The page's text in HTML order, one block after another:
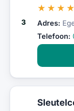
3 Adres:
Telefoon: